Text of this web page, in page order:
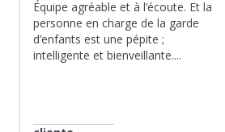
Équipe agréable et à l’écoute. Et la
personne en charge de la garde
d’enfants est une pépite ;
intelligente et bienveillante....